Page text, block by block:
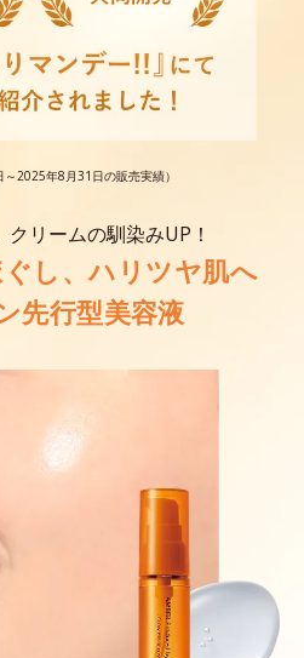
2025年8月31日の販売実績）
リームの馴染みUP！
し、ハリツヤ肌へ
先行型美容液